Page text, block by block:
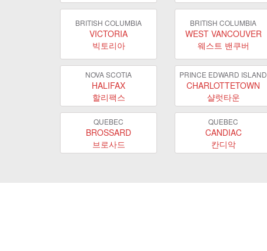
BRITISH COLUMBIA
VICTORIA
빅토리아
BRITISH COLUMBIA
WEST VANCOUVER
웨스트 밴쿠버
NOVA SCOTIA
HALIFAX
할리팩스
PRINCE EDWARD ISLAND
CHARLOTTETOWN
샬럿타운
QUEBEC
BROSSARD
브로사드
QUEBEC
CANDIAC
칸디악